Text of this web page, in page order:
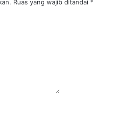
Ruas yang wajib ditandai *